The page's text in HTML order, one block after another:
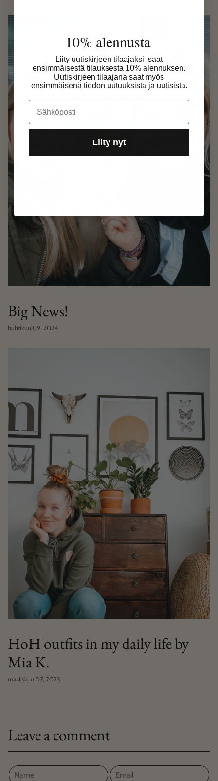
Big News!
huhtikuu 09, 2024
HoH outfits in my daily life by
Mia K.
maaliskuu 07, 2023
Leave a comment
10% alennusta
Liity uutiskirjeen tilaajaksi, saat
ensimmäisestä tilauksesta 10% alennuksen.
Uutiskirjeen tilaajana saat myös
ensimmäisenä tiedon uutuuksista ja uutisista.
Email
Liity nyt